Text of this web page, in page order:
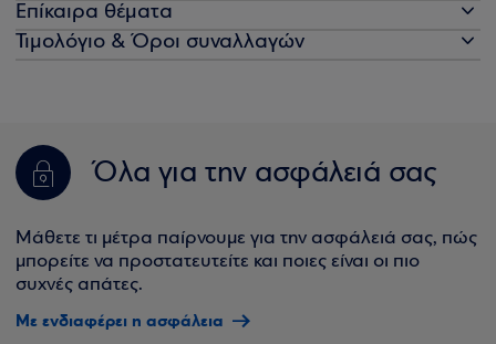
Επίκαιρα θέματα
Τιμολόγιο & Όροι συναλλαγών
Όλα για την ασφάλειά σας
Μάθετε τι μέτρα παίρνουμε για την ασφάλειά σας, πώς
μπορείτε να προστατευτείτε και ποιες είναι οι πιο
συχνές απάτες.
Με ενδιαφέρει η ασφάλεια